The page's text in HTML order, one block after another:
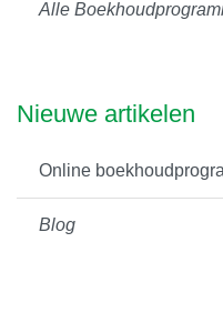
Alle
Nieuwe artikelen
Online
Blog